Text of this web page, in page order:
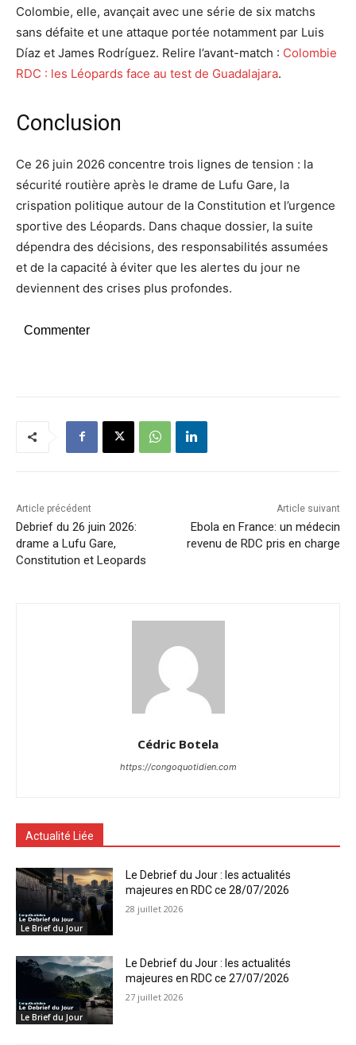
Colombie, elle, avançait avec une série de six matchs
sans défaite et une attaque portée notamment par Luis
Díaz et James Rodríguez. Relire l’avant-match : Colombie
RDC : les Léopards face au test de Guadalajara.
Conclusion
Ce 26 juin 2026 concentre trois lignes de tension : la
sécurité routière après le drame de Lufu Gare, la
crispation politique autour de la Constitution et l’urgence
sportive des Léopards. Dans chaque dossier, la suite
dépendra des décisions, des responsabilités assumées
et de la capacité à éviter que les alertes du jour ne
deviennent des crises plus profondes.
Commenter
Article précédent
Debrief du 26 juin 2026:
drame a Lufu Gare,
Constitution et Leopards
Article suivant
Ebola en France: un médecin
revenu de RDC pris en charge
Cédric Botela
https://congoquotidien.com
Actualité Liée
Le Brief du Jour
Le Debrief du Jour : les actualités
majeures en RDC ce 28/07/2026
28 juillet 2026
Le Brief du Jour
Le Debrief du Jour : les actualités
majeures en RDC ce 27/07/2026
27 juillet 2026